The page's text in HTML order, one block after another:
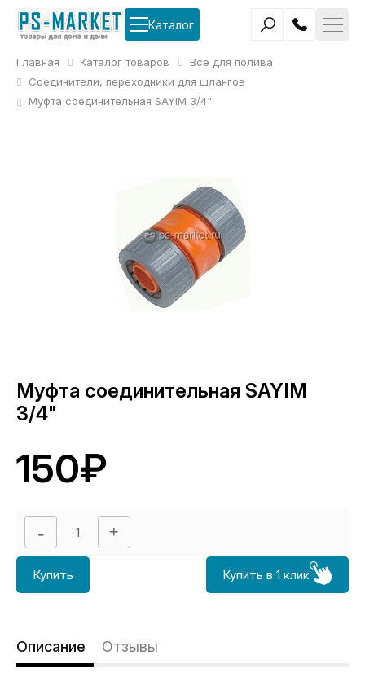
Каталог
Главная Каталог товаров
Всё для полива
Соединители, переходники для шлангов
Муфта соединительная SAYIM 3/4"
Муфта соединительная SAYIM
3/4"
150₽
Купить Купить в 1 клик
Описание Отзывы